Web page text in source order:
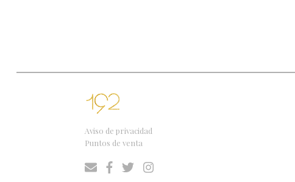
Aviso de privacidad
Puntos de venta